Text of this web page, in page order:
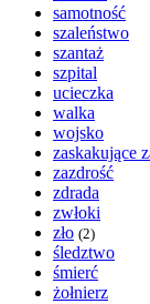
samotność
szaleństwo
szantaż
szpital
ucieczka
walka
wojsko
zaskakujące
zazdrość
zdrada
zwłoki
zło (2)
śledztwo
śmierć
żołnierz